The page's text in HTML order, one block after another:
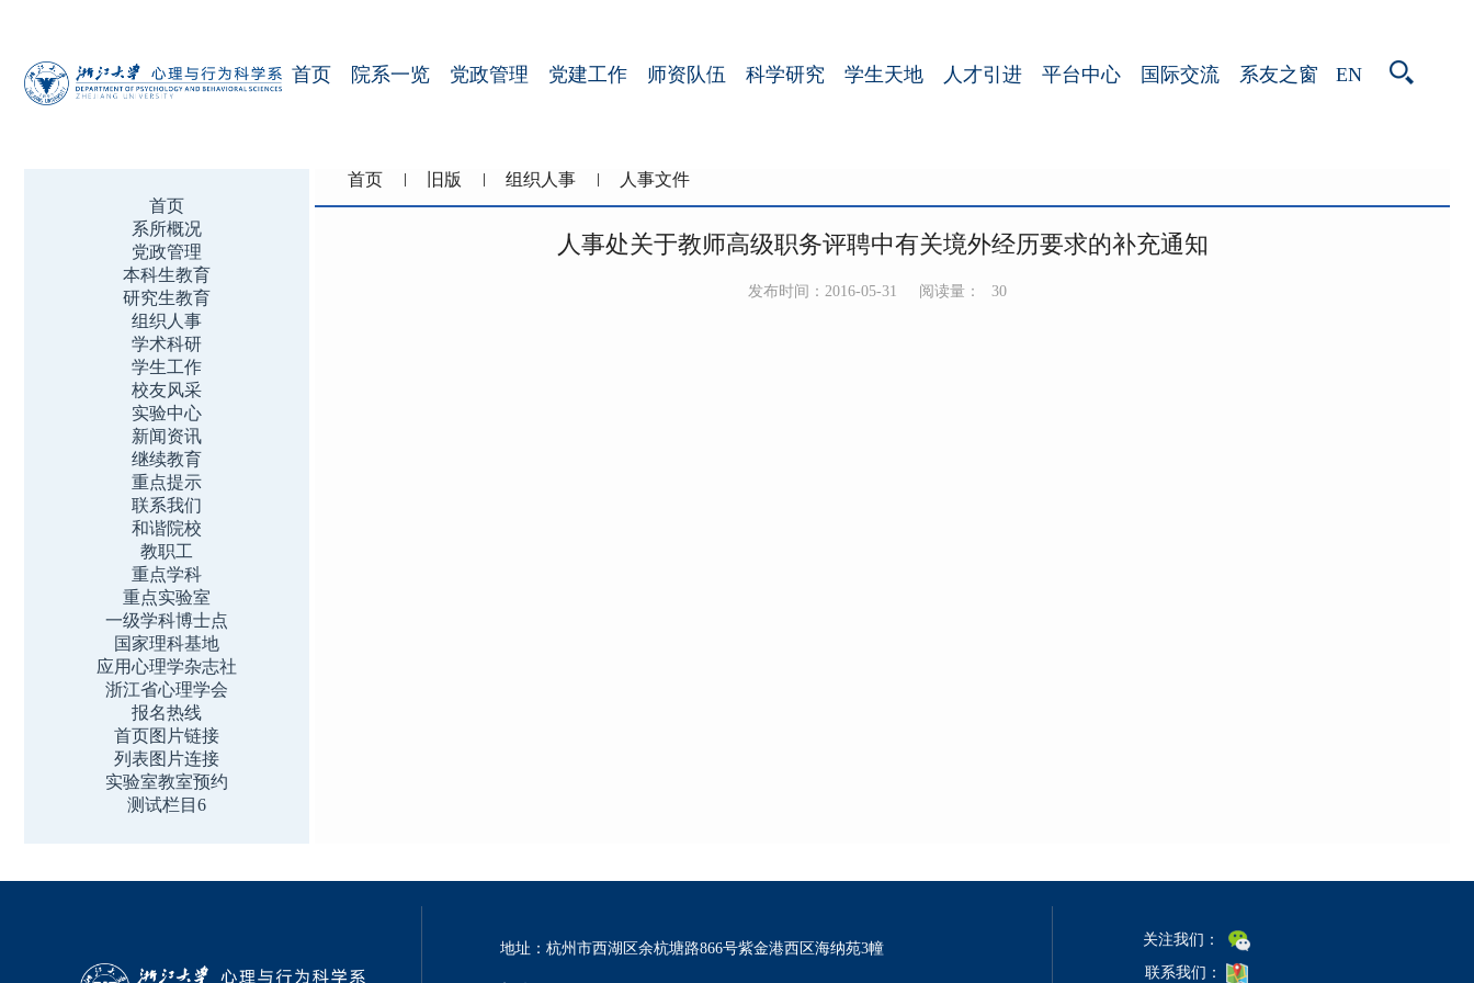
首页 院系一览 党政管理 党建工作 师资队伍 科学研究 学生天地 人才引进 平台中心 国际交流 系友之窗 EN
首页
系所概况
党政管理
本科生教育
研究生教育
组织人事
学术科研
学生工作
校友风采
实验中心
新闻资讯
继续教育
重点提示
联系我们
和谐院校
教职工
重点学科
重点实验室
一级学科博士点
国家理科基地
应用心理学杂志社
浙江省心理学会
报名热线
首页图片链接
列表图片连接
实验室教室预约
测试栏目6
首页 旧版 组织人事 人事文件
人事处关于教师高级职务评聘中有关境外经历要求的补充通知
发布时间：2016-05-31 阅读量： 30
地址：杭州市西湖区余杭塘路866号紫金港西区海纳苑3幢
关注我们：
联系我们：